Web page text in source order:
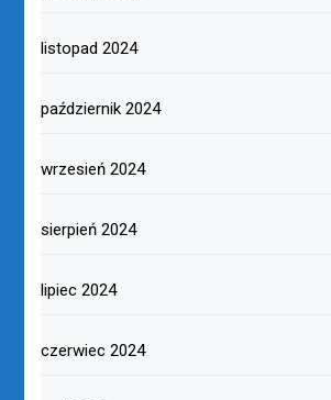
listopad 2024
październik 2024
wrzesień 2024
sierpień 2024
lipiec 2024
czerwiec 2024